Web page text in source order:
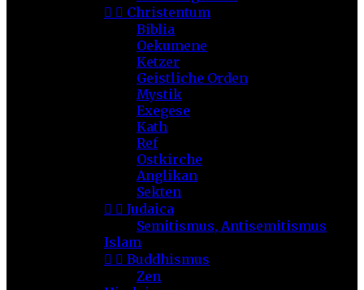
  Christentum
Biblia
Oekumene
Ketzer
Geistliche Orden
Mystik
Exegese
Kath
Ref
Ostkirche
Anglikan
Sekten
  Judaica
Semitismus, Antisemitismus
Islam
  Buddhismus
Zen